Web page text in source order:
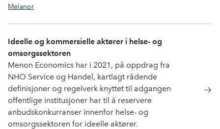
Melanor
Ideelle og kommersielle aktører i helse- og
omsorgssektoren
Menon Economics har i 2021, på oppdrag fra
NHO Service og Handel, kartlagt rådende
definisjoner og regelverk knyttet til adgangen
offentlige institusjoner har til å reservere
anbudskonkurranser innenfor helse- og
omsorgssektoren for ideelle aktører.